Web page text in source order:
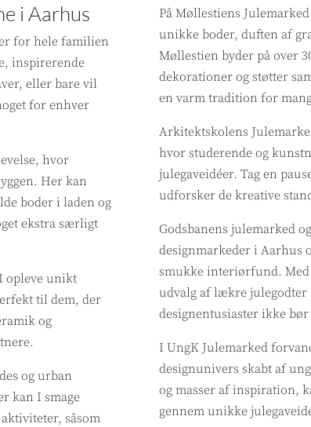
i Aarhus
for hele familien
inspirerende
eller bare vil
for enhver
hvor
Her kan
boder i laden og
ekstra særligt
opleve unikt
til dem, der
og
og urban
kan I smage
såsom
På Møllestiens
unikke boder, duften af
Møllestien byder på over
dekorationer og støtter
en varm tradition for
Arkitektskolens
hvor studerende og
julegaveidéer. Tag en
udforsker de kreative
Godsbanens julemarked
designmarkeder i
smukke interiørfund.
udvalg af lækre julegodter
designentusiaster ikke bør
I UngK Julemarked
designunivers skabt af
og masser af inspiration,
gennem unikke